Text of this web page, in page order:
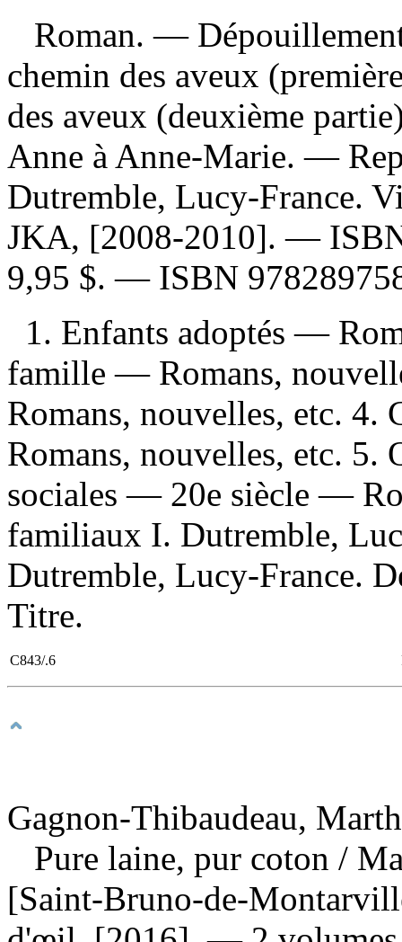
Roman. —
chemin des aveux
des aveux (deuxième
Anne à Anne-Marie. —
Dutremble, Lucy-France.
JKA, [2008-2010]. —
9,95 $. — ISBN
1. Enfants adoptés —
famille — Romans,
Romans, nouvelles, etc.
Romans, nouvelles, etc.
sociales — 20e siècle —
familiaux I. Dutremble,
Dutremble, Lucy-France.
Titre.
C843/.6
Gagnon-Thibaudeau,
Pure laine, pur coton /
[Saint-Bruno-de-